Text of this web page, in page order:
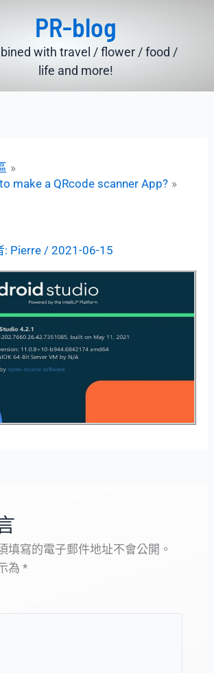
PR-blog
with travel / flower / food /
life and more!
make a QRcode scanner App?
: Pierre /2021-06-15
填寫的電子郵件地址不會公開。
為 *